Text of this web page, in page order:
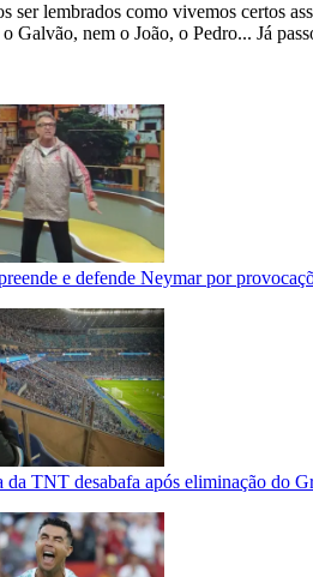
ser lembrados como vivemos certos
Galvão, nem o João, o Pedro... Já
e defende Neymar por
da TNT desabafa após eliminação do